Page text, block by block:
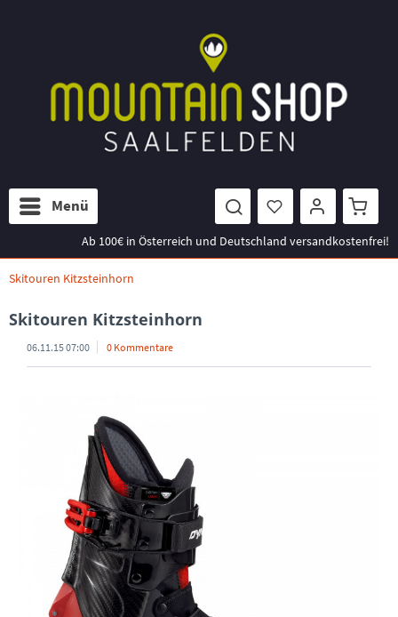
Menü
Ab 100€ in Österreich und Deutschland versandkostenfrei!
Skitouren Kitzsteinhorn
Skitouren Kitzsteinhorn
06.11.15 07:00 0 Kommentare